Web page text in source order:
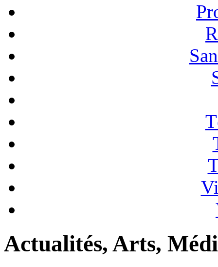
Actualités, Arts,